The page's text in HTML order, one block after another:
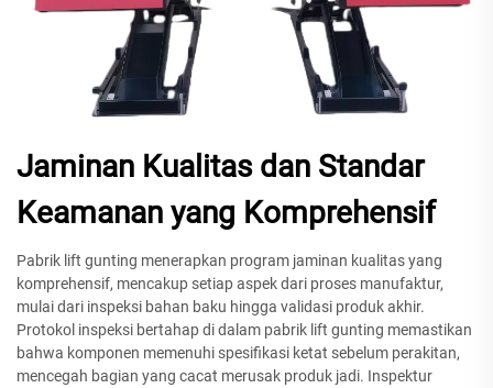
Jaminan Kualitas dan Standar
Keamanan yang Komprehensif
Pabrik lift gunting menerapkan program jaminan kualitas yang
komprehensif, mencakup setiap aspek dari proses manufaktur,
mulai dari inspeksi bahan baku hingga validasi produk akhir.
Protokol inspeksi bertahap di dalam pabrik lift gunting memastikan
bahwa komponen memenuhi spesifikasi ketat sebelum perakitan,
mencegah bagian yang cacat merusak produk jadi. Inspektur